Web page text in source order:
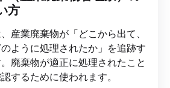
方
産業廃棄物が「どこから出て、
ように処理されたか」を追跡す
廃棄物が適正に処理されたこと
するために使われます。